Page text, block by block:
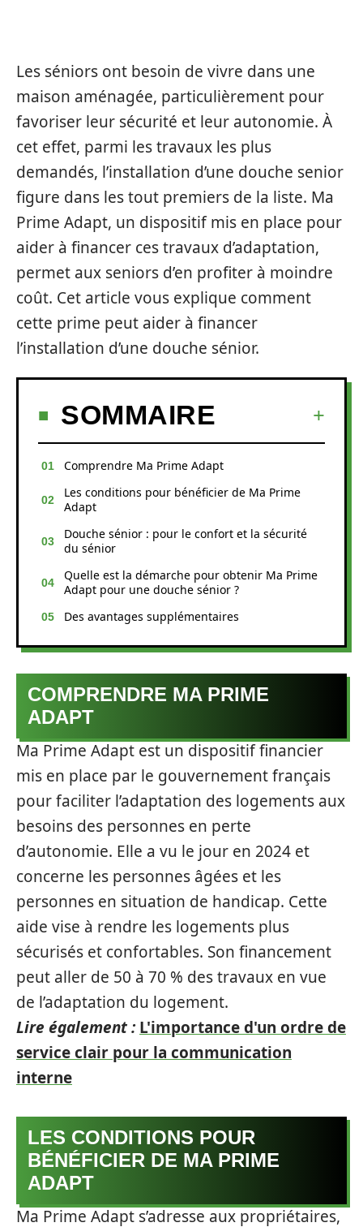
Les séniors ont besoin de vivre dans une
maison aménagée, particulièrement pour
favoriser leur sécurité et leur autonomie. À
cet effet, parmi les travaux les plus
demandés, l’installation d’une douche senior
figure dans les tout premiers de la liste. Ma
Prime Adapt, un dispositif mis en place pour
aider à financer ces travaux d’adaptation,
permet aux seniors d’en profiter à moindre
coût. Cet article vous explique comment
cette prime peut aider à financer
l’installation d’une douche sénior.
SOMMAIRE
Comprendre Ma Prime Adapt
Les conditions pour bénéficier de Ma Prime
Adapt
Douche sénior : pour le confort et la sécurité
du sénior
Quelle est la démarche pour obtenir Ma Prime
Adapt pour une douche sénior ?
Des avantages supplémentaires
COMPRENDRE MA PRIME
ADAPT
Ma Prime Adapt est un dispositif financier
mis en place par le gouvernement français
pour faciliter l’adaptation des logements aux
besoins des personnes en perte
d’autonomie. Elle a vu le jour en 2024 et
concerne les personnes âgées et les
personnes en situation de handicap. Cette
aide vise à rendre les logements plus
sécurisés et confortables. Son financement
peut aller de 50 à 70 % des travaux en vue
de l’adaptation du logement.
Lire également : L'importance d'un ordre de
service clair pour la communication
interne
LES CONDITIONS POUR
BÉNÉFICIER DE MA PRIME
ADAPT
Ma Prime Adapt s’adresse aux propriétaires,